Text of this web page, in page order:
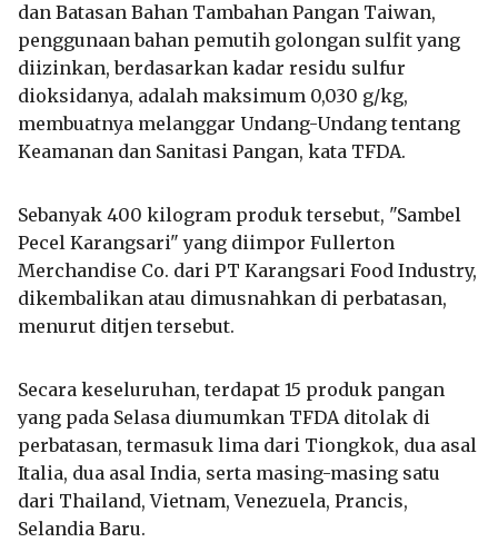
dan Batasan Bahan Tambahan Pangan Taiwan,
penggunaan bahan pemutih golongan sulfit yang
diizinkan, berdasarkan kadar residu sulfur
dioksidanya, adalah maksimum 0,030 g/kg,
membuatnya melanggar Undang-Undang tentang
Keamanan dan Sanitasi Pangan, kata TFDA.
Sebanyak 400 kilogram produk tersebut, "Sambel
Pecel Karangsari" yang diimpor Fullerton
Merchandise Co. dari PT Karangsari Food Industry,
dikembalikan atau dimusnahkan di perbatasan,
menurut ditjen tersebut.
Secara keseluruhan, terdapat 15 produk pangan
yang pada Selasa diumumkan TFDA ditolak di
perbatasan, termasuk lima dari Tiongkok, dua asal
Italia, dua asal India, serta masing-masing satu
dari Thailand, Vietnam, Venezuela, Prancis,
Selandia Baru.